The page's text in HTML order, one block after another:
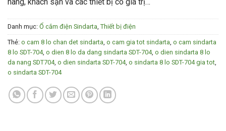
hàng, khách sạn và các thiết bị có giá trị…
Danh mục: Ổ cắm điện Sindarta, Thiết bị điện
Thẻ: o cam 8 lo chan det sindarta, o cam gia tot sindarta, o cam sindarta
8 lo SDT-704, o dien 8 lo da dang sindarta SDT-704, o dien sindarta 8 lo
da nang SDT704, o dien sindarta SDT-704, o sindarta 8 lo SDT-704 gia tot,
o sindarta SDT-704